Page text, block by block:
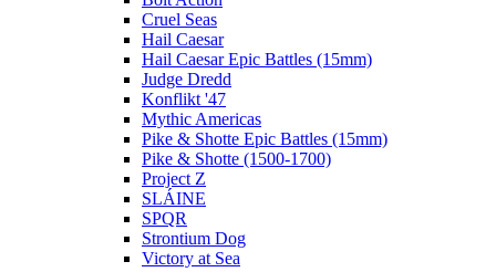
Cruel Seas
Hail Caesar
Hail Caesar Epic Battles (15mm)
Judge Dredd
Konflikt '47
Mythic Americas
Pike & Shotte Epic Battles (15mm)
Pike & Shotte (1500-1700)
Project Z
SLÁINE
SPQR
Strontium Dog
Victory at Sea